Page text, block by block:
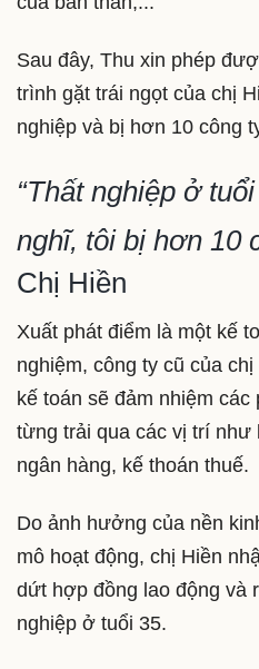
Sau đây, Thu xin phép
trình gặt trái ngọt của chị
nghiệp và bị hơn 10 công
“Thất nghiệp ở
nghĩ, tôi bị hơn 10
Chị Hiền
Xuất phát điểm là một kế
nghiệm, công ty cũ của
kế toán sẽ đảm nhiệm
từng trải qua các vị trí như
ngân hàng, kế thoán thuế.
Do ảnh hưởng của nền
mô hoạt động, chị Hiền
dứt hợp đồng lao động và
nghiệp ở tuổi 35.